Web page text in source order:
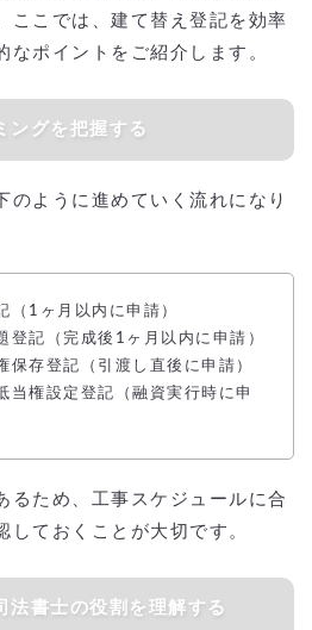
ここでは、建て替え登記を効率
なポイントをご紹介します。
ングを把握する
のように進めていく流れになり
（1ヶ月以内に申請）
登記（完成後1ヶ月以内に申請）
保存登記（引渡し直後に申請）
当権設定登記（融資実行時に申
るため、工事スケジュールに合
しておくことが大切です。
法書士の役割を理解する